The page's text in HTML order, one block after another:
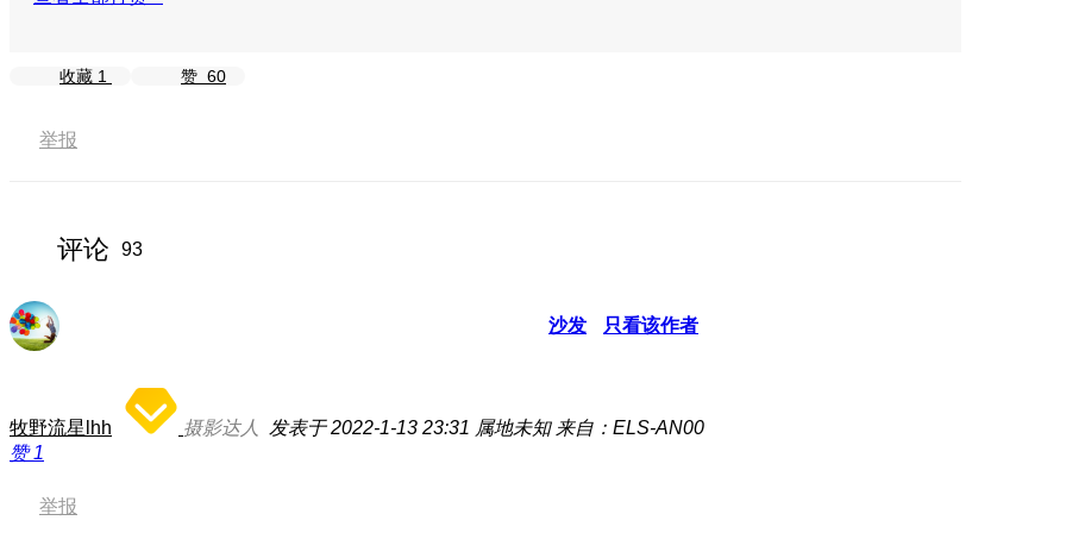
收藏 1 赞 60
举报
评论 93
沙发 只看该作者
牧野流星lhh 摄影达人 发表于 2022-1-13 23:31 属地未知 来自：ELS-AN00
赞1
举报